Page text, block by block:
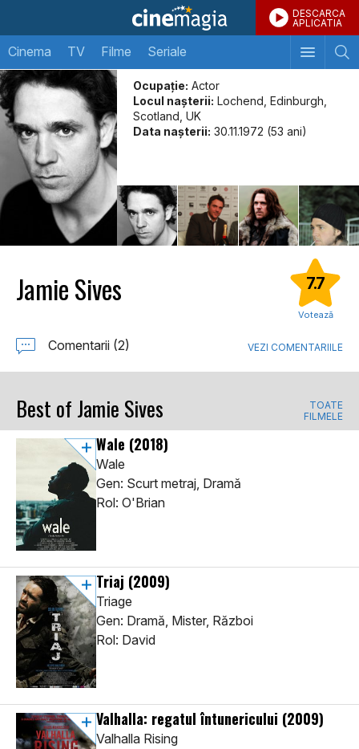
DESCARCA
APLICATIA
Cinema TV Filme Seriale
Ocupație: Actor
Locul naşterii: Lochend, Edinburgh,
Scotland, UK
Data naşterii: 30.11.1972 (53 ani)
Jamie Sives 7.7
Votează
Comentarii (2) VEZI COMENTARIILE
Best of Jamie Sives
TOATE
FILMELE
Wale (2018)
Wale
Gen: Scurt metraj, Dramă
Rol: O'Brian
Triaj (2009)
Triage
Gen: Dramă, Mister, Război
Rol: David
Valhalla: regatul întunericului (2009)
Valhalla Rising